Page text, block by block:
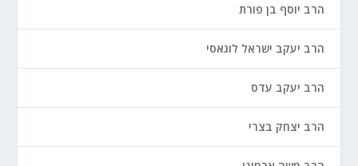
הרב יוסף בן פורת
הרב יעקב ישראל לוגאסי
הרב יעקב עדס
הרב יצחק בצרי